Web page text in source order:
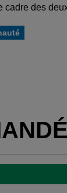
cadre des